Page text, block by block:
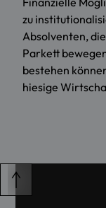
zu
Absolventen,
Parkett
bestehen
hiesige